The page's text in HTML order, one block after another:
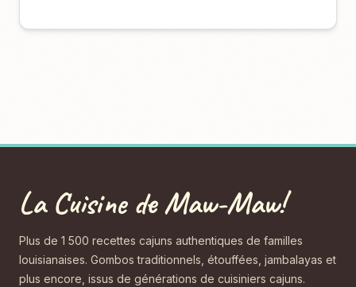
La Cuisine de Maw-Maw!
Plus de 1 500 recettes cajuns authentiques de familles
louisianaises. Gombos traditionnels, étouffées, jambalayas et
plus encore, issus de générations de cuisiniers cajuns.